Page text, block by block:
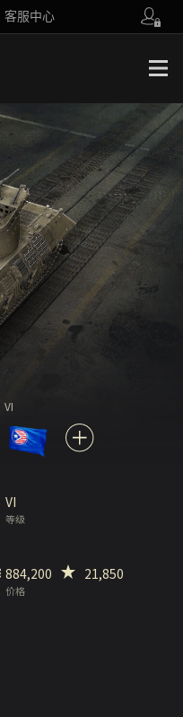
客服中心
VI
等级
VI
价格
884,200 21,850